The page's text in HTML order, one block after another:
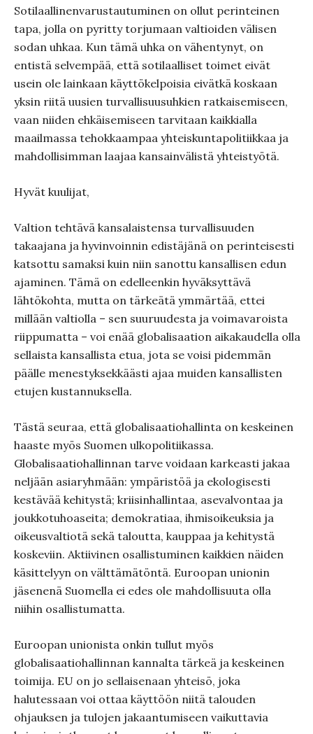
Sotilaallinenvarustautuminen on ollut perinteinen
tapa, jolla on pyritty torjumaan valtioiden välisen
sodan uhkaa. Kun tämä uhka on vähentynyt, on
entistä selvempää, että sotilaalliset toimet eivät
usein ole lainkaan käyttökelpoisia eivätkä koskaan
yksin riitä uusien turvallisuusuhkien ratkaisemiseen,
vaan niiden ehkäisemiseen tarvitaan kaikkialla
maailmassa tehokkaampaa yhteiskuntapolitiikkaa ja
mahdollisimman laajaa kansainvälistä yhteistyötä.
Hyvät kuulijat,
Valtion tehtävä kansalaistensa turvallisuuden
takaajana ja hyvinvoinnin edistäjänä on perinteisesti
katsottu samaksi kuin niin sanottu kansallisen edun
ajaminen. Tämä on edelleenkin hyväksyttävä
lähtökohta, mutta on tärkeätä ymmärtää, ettei
millään valtiolla – sen suuruudesta ja voimavaroista
riippumatta – voi enää globalisaation aikakaudella olla
sellaista kansallista etua, jota se voisi pidemmän
päälle menestyksekkäästi ajaa muiden kansallisten
etujen kustannuksella.
Tästä seuraa, että globalisaatiohallinta on keskeinen
haaste myös Suomen ulkopolitiikassa.
Globalisaatiohallinnan tarve voidaan karkeasti jakaa
neljään asiaryhmään: ympäristöä ja ekologisesti
kestävää kehitystä; kriisinhallintaa, asevalvontaa ja
joukkotuhoaseita; demokratiaa, ihmisoikeuksia ja
oikeusvaltiotä sekä taloutta, kauppaa ja kehitystä
koskeviin. Aktiivinen osallistuminen kaikkien näiden
käsittelyyn on välttämätöntä. Euroopan unionin
jäsenenä Suomella ei edes ole mahdollisuuta olla
niihin osallistumatta.
Euroopan unionista onkin tullut myös
globalisaatiohallinnan kannalta tärkeä ja keskeinen
toimija. EU on jo sellaisenaan yhteisö, joka
halutessaan voi ottaa käyttöön niitä talouden
ohjauksen ja tulojen jakaantumiseen vaikuttavia